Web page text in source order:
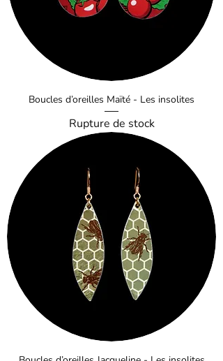
Boucles d’oreilles Maïté - Les insolites
Rupture de stock